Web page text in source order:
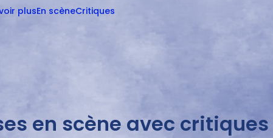
plusEn scèneCritiques
en scène avec critiques